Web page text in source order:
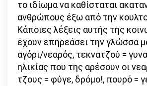
το ιδίωμα να καθίσταται
ανθρώπους έξω από την
Κάποιες λέξεις αυτής της
έχουν επηρεάσει την γλώσσα
αγόρι/νεαρός, τεκνατζού =
ηλικίας που της αρέσουν οι
τζους = φύγε, δρόμο!, πουρό =